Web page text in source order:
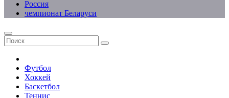
Россия
чемпионат Беларуси
Футбол
Хоккей
Баскетбол
Теннис